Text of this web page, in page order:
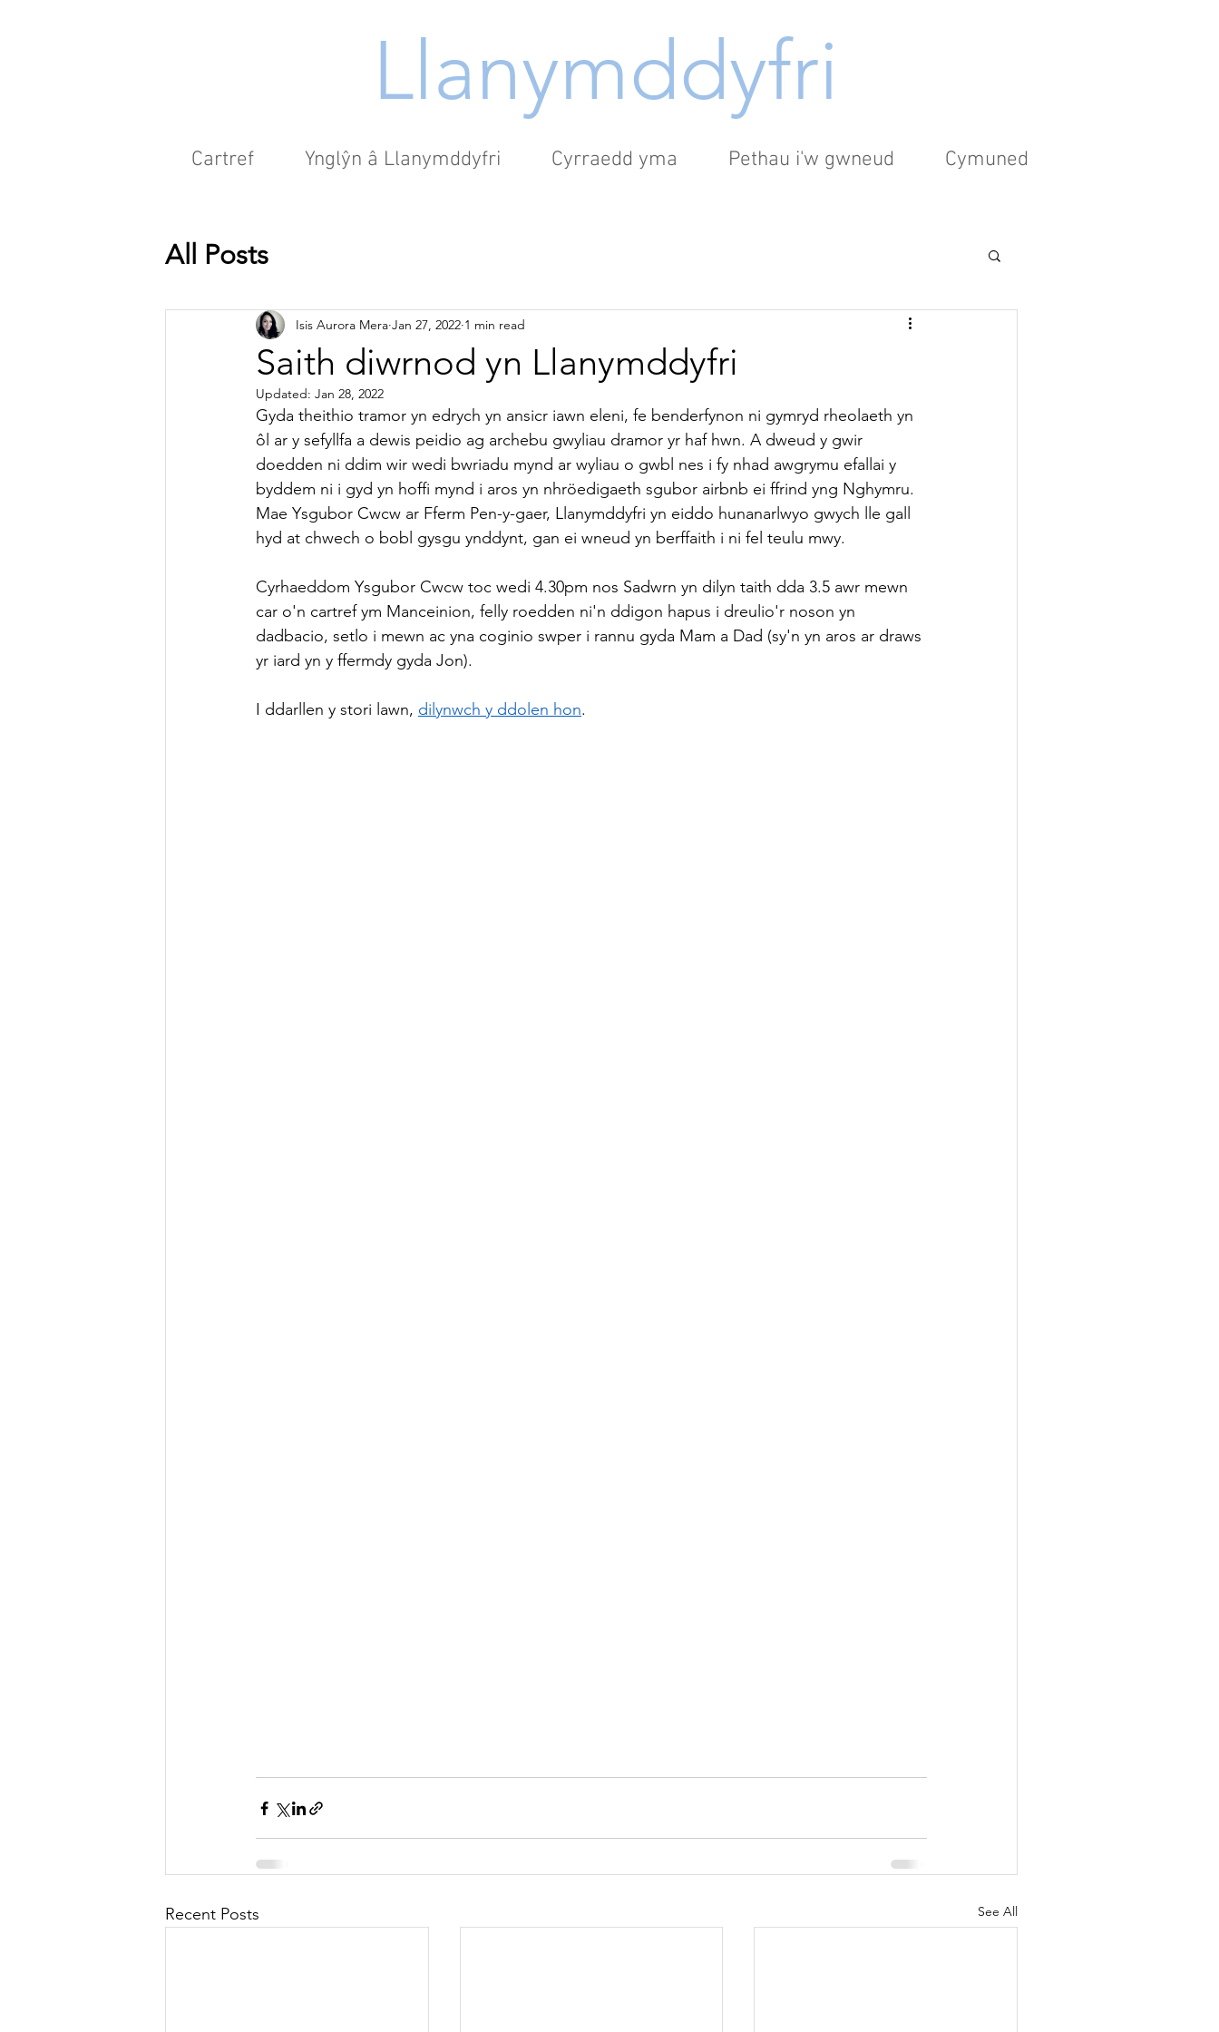
Llanymddyfri
Cartref Ynglŷn â Llanymddyfri Cyrraedd yma Pethau i'w gwneud Cymuned
All Posts
Saith diwrnod yn Llanymddyfri
Isis Aurora Mera Jan 27, 2022 1 min read
Updated: Jan 28, 2022
Gyda theithio tramor yn edrych yn ansicr iawn eleni, fe benderfynon ni gymryd rheolaeth yn
ôl ar y sefyllfa a dewis peidio ag archebu gwyliau dramor yr haf hwn. A dweud y gwir
doedden ni ddim wir wedi bwriadu mynd ar wyliau o gwbl nes i fy nhad awgrymu efallai y
byddem ni i gyd yn hoffi mynd i aros yn nhröedigaeth sgubor airbnb ei ffrind yng Nghymru.
Mae Ysgubor Cwcw ar Fferm Pen-y-gaer, Llanymddyfri yn eiddo hunanarlwyo gwych lle gall
hyd at chwech o bobl gysgu ynddynt, gan ei wneud yn berffaith i ni fel teulu mwy.
Cyrhaeddom Ysgubor Cwcw toc wedi 4.30pm nos Sadwrn yn dilyn taith dda 3.5 awr mewn
car o'n cartref ym Manceinion, felly roedden ni'n ddigon hapus i dreulio'r noson yn
dadbacio, setlo i mewn ac yna coginio swper i rannu gyda Mam a Dad (sy'n yn aros ar draws
yr iard yn y ffermdy gyda Jon).
I ddarllen y stori lawn, dilynwch y ddolen hon.
Recent Posts See All